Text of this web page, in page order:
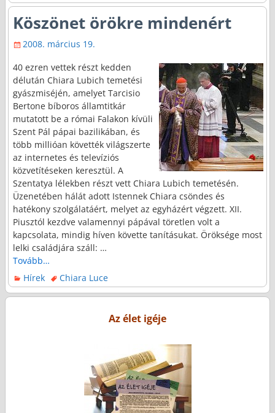
Köszönet örökre mindenért
2008. március 19.
40 ezren vettek részt kedden
délután Chiara Lubich temetési
gyászmiséjén, amelyet Tarcisio
Bertone bíboros államtitkár
mutatott be a római Falakon kívüli
Szent Pál pápai bazilikában, és
több millióan követték világszerte
az internetes és televíziós
közvetítéseken keresztül. A
Szentatya lélekben részt vett Chiara Lubich temetésén.
Üzenetében hálát adott Istennek Chiara csöndes és
hatékony szolgálatáért, melyet az egyházért végzett. XII.
Piusztól kezdve valamennyi pápával töretlen volt a
kapcsolata, mindig híven követte tanításukat. Öröksége most
lelki családjára száll: …
Tovább…
Hírek
Chiara Luce
Az élet igéje